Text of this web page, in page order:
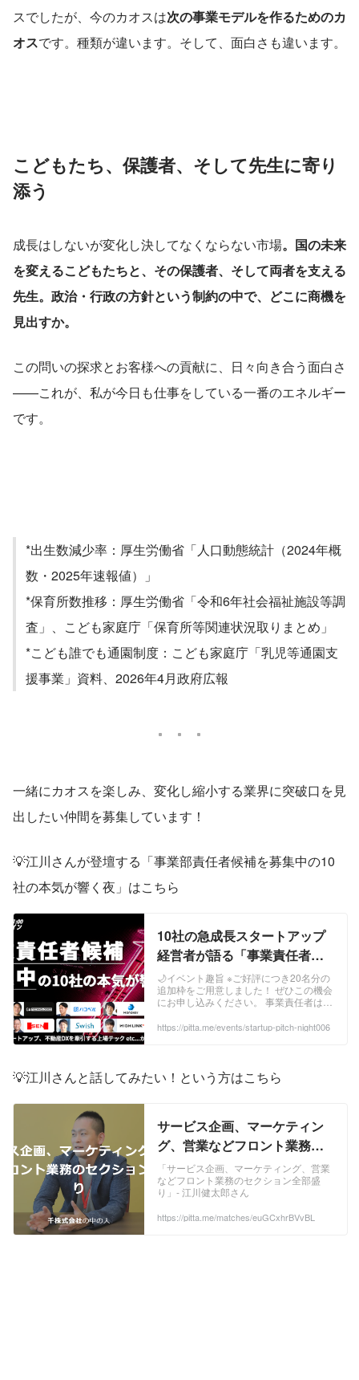
スでしたが、今のカオスは次の事業モデルを作るためのカ
オスです。種類が違います。そして、面白さも違います。
こどもたち、保護者、そして先生に寄り
添う
成長はしないが変化し決してなくならない市場。国の未来
を変えるこどもたちと、その保護者、そして両者を支える
先生。政治・行政の方針という制約の中で、どこに商機を
見出すか。
この問いの探求とお客様への貢献に、日々向き合う面白さ
——これが、私が今日も仕事をしている一番のエネルギー
です。
*出生数減少率：厚生労働省「人口動態統計（2024年概
数・2025年速報値）」
*保育所数推移：厚生労働省「令和6年社会福祉施設等調
査」、こども家庭庁「保育所等関連状況取りまとめ」
*こども誰でも通園制度：こども家庭庁「乳児等通園支
援事業」資料、2026年4月政府広報
一緒にカオスを楽しみ、変化し縮小する業界に突破口を見
出したい仲間を募集しています！
💡江川さんが登壇する「事業部責任者候補を募集中の10
社の本気が響く夜」はこちら
10社の急成長スタートアップ
経営者が語る「事業責任者に
求める条件とは」
🌙イベント趣旨 ※ご好評につき20名分の
追加枠をご用意しました！ ぜひこの機会
にお申し込みください。 事業責任者は、
その"リアル"をまとめて知る機会は、ほ
音で語る場を用意しました。 本イベント
では、急成長中の松尾研究所発のAIスタ
ド〜上場企業の経営者をお招きし、 -AI
時代に事業責任
https://pitta.me/events/startup-pitch-night006
💡江川さんと話してみたい！という方はこちら
サービス企画、マーケティン
グ、営業などフロント業務の
セクション全部盛り
「サービス企画、マーケティング、営業
などフロント業務のセクション全部盛
り」- 江川健太郎さん
https://pitta.me/matches/euGCxhrBVvBL